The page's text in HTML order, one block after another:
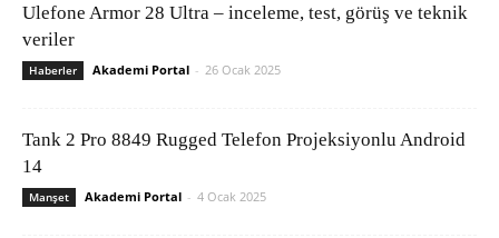
Ulefone Armor 28 Ultra – inceleme, test, görüş ve teknik
veriler
Haberler Akademi Portal - 26 Ocak 2025
Tank 2 Pro 8849 Rugged Telefon Projeksiyonlu Android
14
Manşet Akademi Portal - 4 Ocak 2025